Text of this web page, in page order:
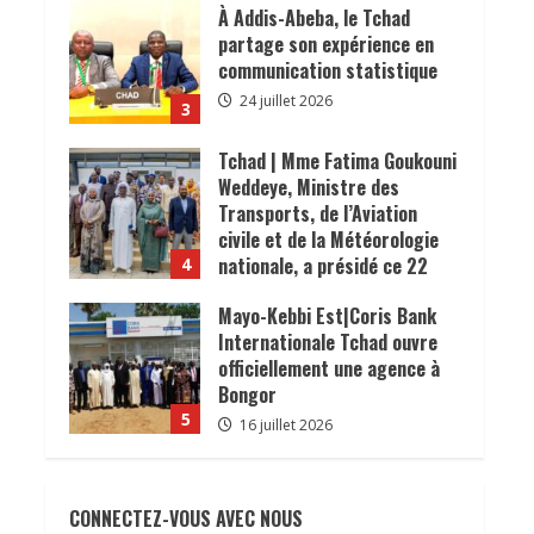
𝐜𝐨𝐧𝐬𝐨𝐦𝐦𝐚𝐭𝐞𝐮𝐫𝐬.
24 juillet 2026
3
À Addis-Abeba, le Tchad
partage son expérience en
communication statistique
24 juillet 2026
4
Tchad | Mme Fatima Goukouni
Weddeye, Ministre des
Transports, de l’Aviation
civile et de la Météorologie
nationale, a présidé ce 22
interministérielle consacrée
à la mise en œuvre de la
décision du président de la
République, le Maréchal
Mahamat Idriss Déby Itno,
5
Mayo-Kebbi Est|Coris Bank
Internationale Tchad ouvre
officiellement une agence à
Bongor
16 juillet 2026
𝐚𝐬𝐬𝐨𝐜𝐢é𝐬 𝐚𝐮𝐱 𝐚𝐜𝐭𝐢𝐨𝐧𝐬 𝐝𝐞
CONNECTEZ-VOUS AVEC NOUS